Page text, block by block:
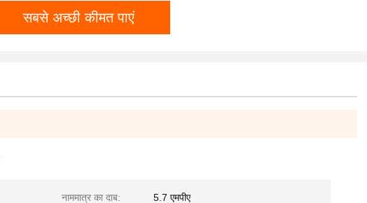
सबसे अच्छी कीमत पाएं
नाममात्र का दाब: 5.7 एमपीए